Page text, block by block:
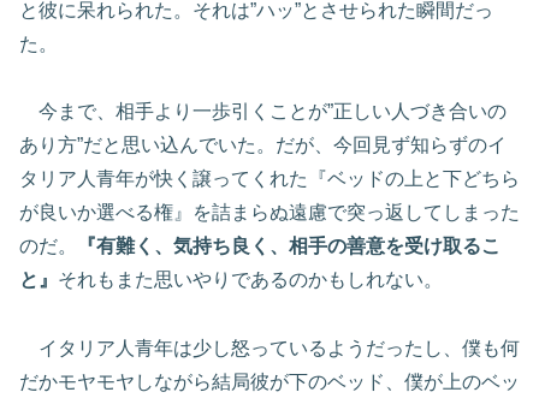
と彼に呆れられた。それは”ハッ”とさせられた瞬間だっ
た。
今まで、相手より一歩引くことが”正しい人づき合いの
あり方”だと思い込んでいた。だが、今回見ず知らずのイ
タリア人青年が快く譲ってくれた『ベッドの上と下どちら
が良いか選べる権』を詰まらぬ遠慮で突っ返してしまった
のだ。
『有難く、気持ち良く、相手の善意を受け取るこ
と』 それもまた思いやりであるのかもしれない。
イタリア人青年は少し怒っているようだったし、僕も何
だかモヤモヤしながら結局彼が下のベッド、僕が上のベッ